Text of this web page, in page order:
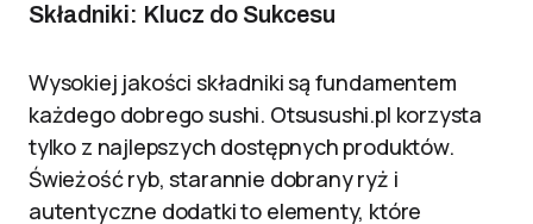
Składniki: Klucz do Sukcesu
Wysokiej jakości składniki są fundamentem
każdego dobrego sushi. Otsusushi.pl korzysta
tylko z najlepszych dostępnych produktów.
Świeżość ryb, starannie dobrany ryż i
autentyczne dodatki to elementy, które